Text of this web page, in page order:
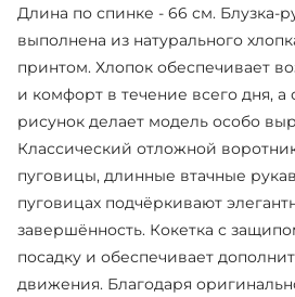
Длина по спинке - 66 см. Блузка-
выполнена из натурального
принтом. Хлопок обеспечивает
и комфорт в течение всего дня,
рисунок делает модель особо
Классический отложной
пуговицы, длинные втачные
пуговицах подчёркивают
завершённость. Кокетка с
посадку и обеспечивает
движения. Благодаря